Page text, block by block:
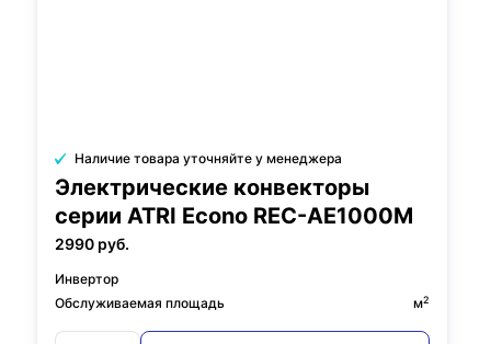
Наличие товара уточняйте у менеджера
Электрические конвекторы
серии ATRI Econo REC-AE1000M
2990 руб.
Инвертор
Обслуживаемая площадь
м2